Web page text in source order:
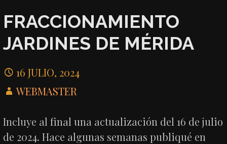
FRACCIONAMIENTO
JARDINES DE MÉRIDA
16 JULIO, 2024
WEBMASTER
Incluye al final una actualización del 16 de julio
de 2024. Hace algunas semanas publiqué en